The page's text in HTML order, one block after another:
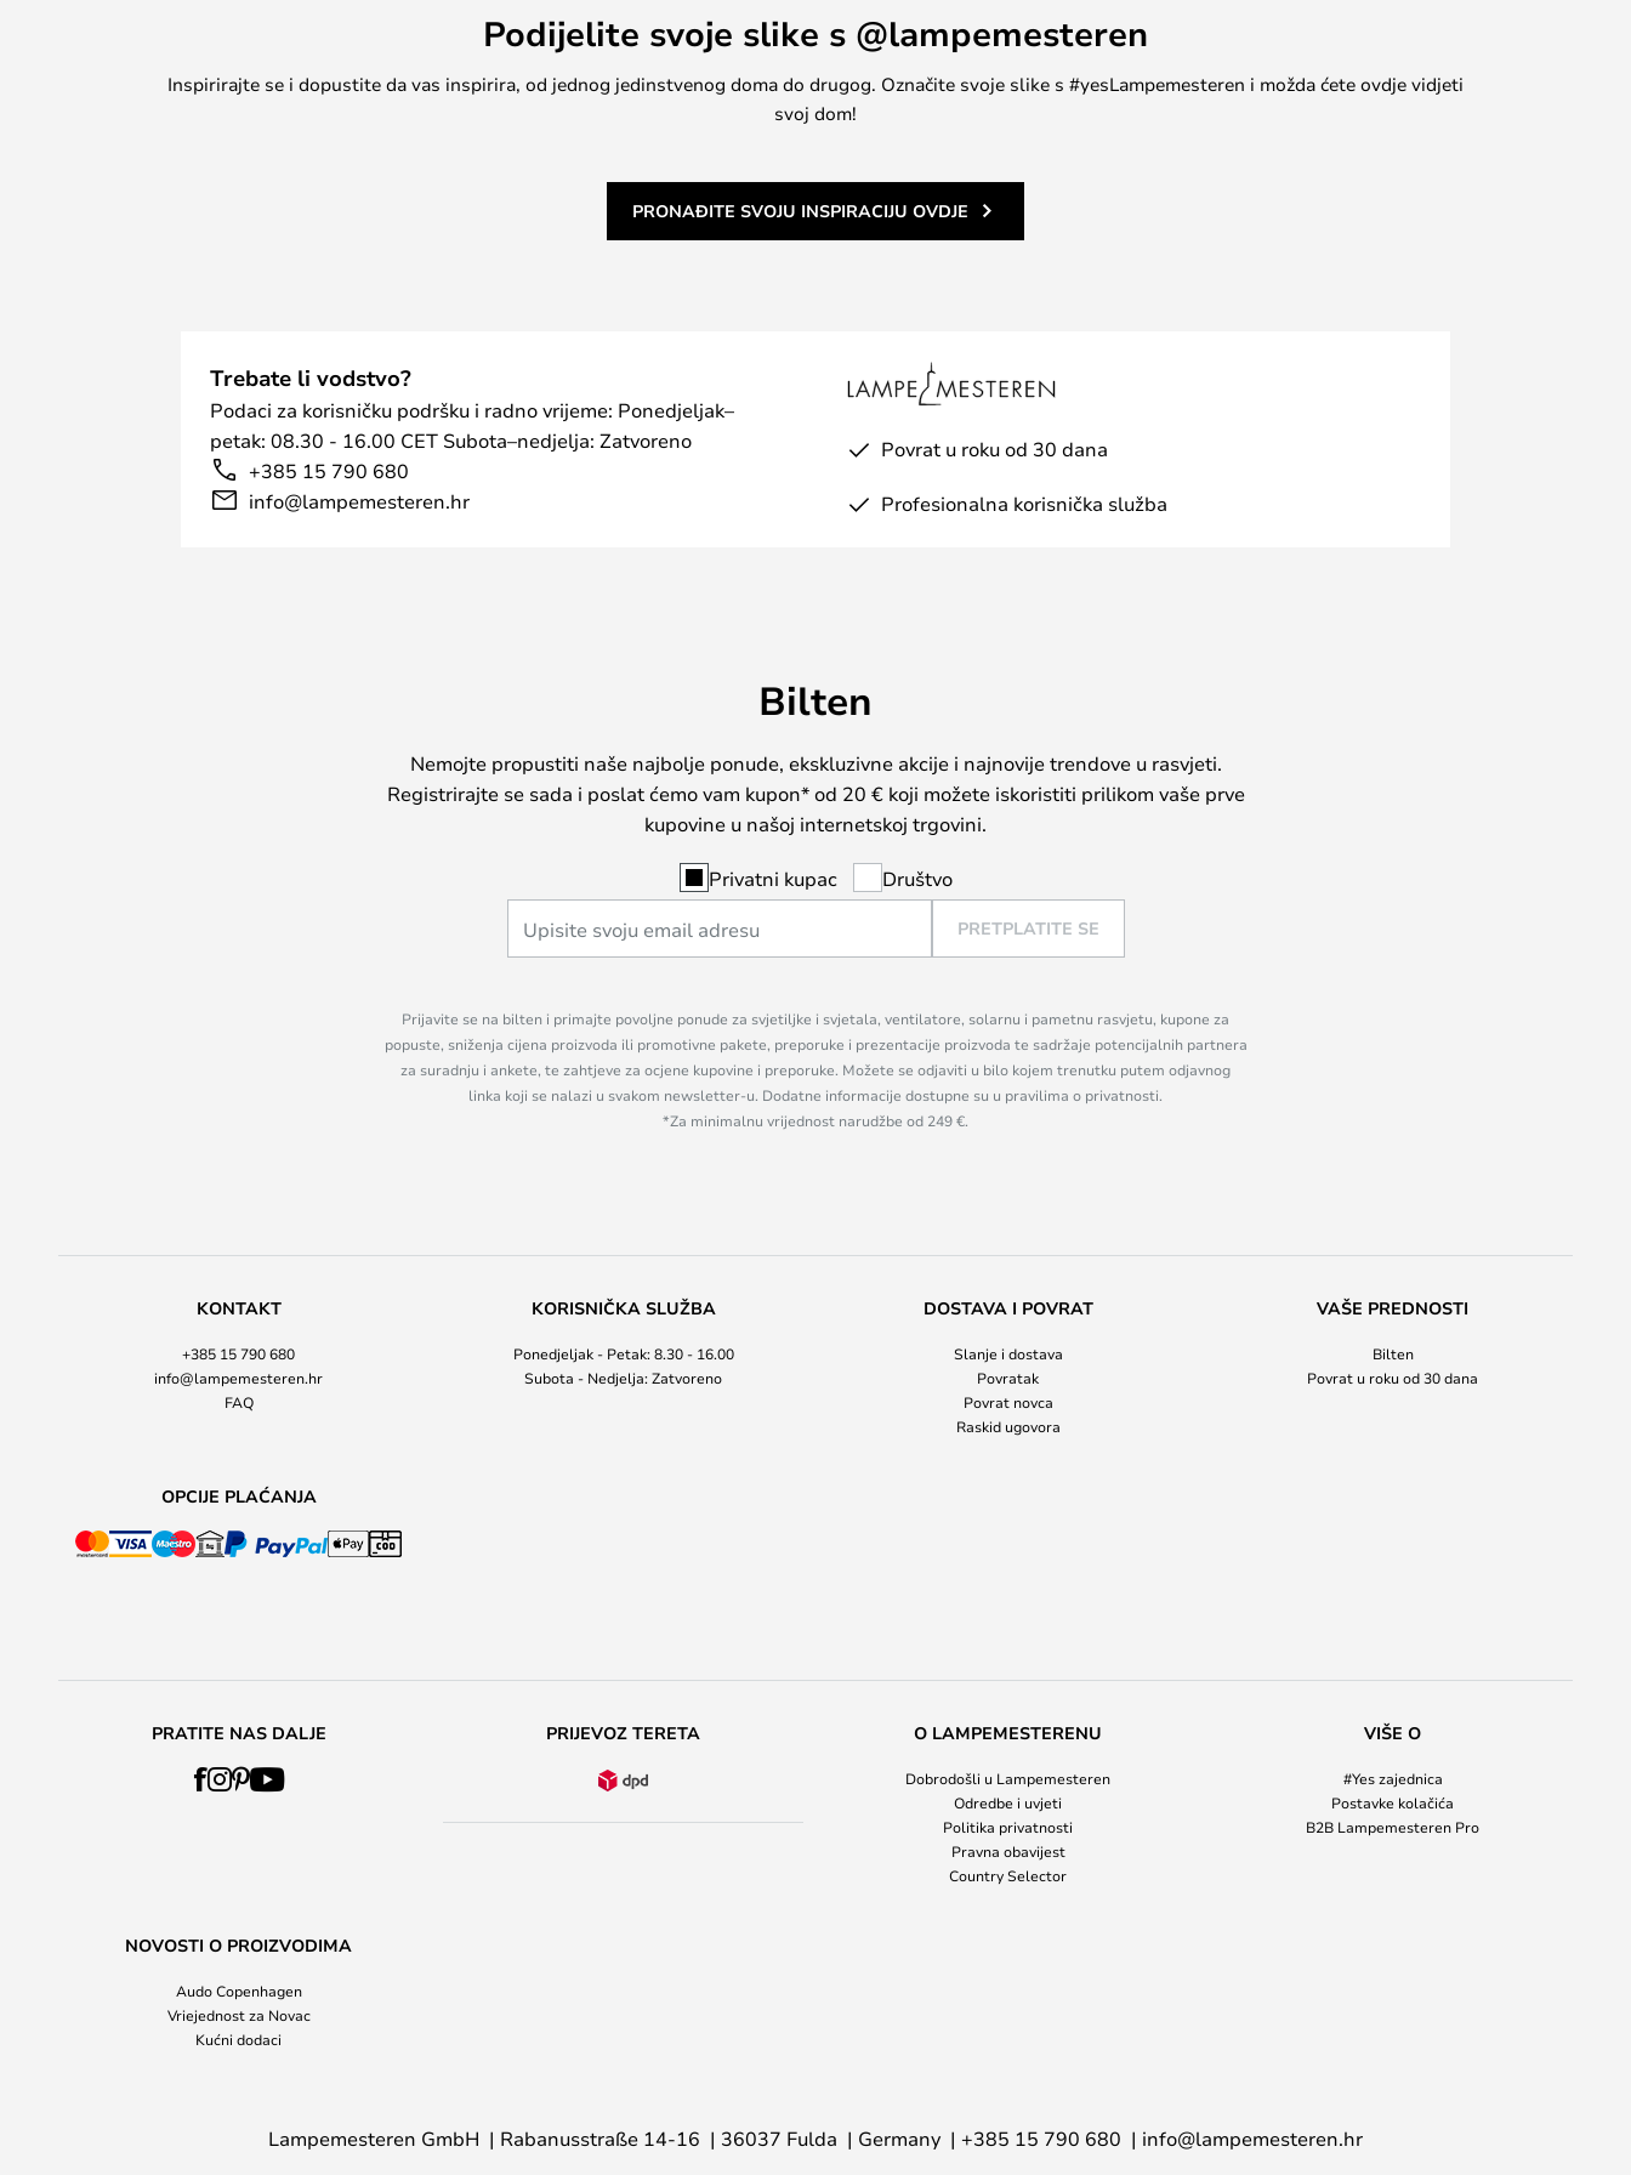
Podijelite svoje slike s @lampemesteren
Inspirirajte se i dopustite da vas inspirira, od jednog jedinstvenog doma do drugog. Označite svoje slike s #yesLampemesteren i možda ćete ovdje vidjeti
svoj dom!
PRONAĐITE SVOJU INSPIRACIJU OVDJE
Trebate li vodstvo?
Podaci za korisničku podršku i radno vrijeme: Ponedjeljak–
petak: 08.30 - 16.00 CET Subota–nedjelja: Zatvoreno
+385 15 790 680
info@lampemesteren.hr
Povrat u roku od 30 dana
Profesionalna korisnička služba
Bilten
Nemojte propustiti naše najbolje ponude, ekskluzivne akcije i najnovije trendove u rasvjeti.
Registrirajte se sada i poslat ćemo vam kupon* od 20 € koji možete iskoristiti prilikom vaše prve
kupovine u našoj internetskoj trgovini.
Privatni kupac Društvo
PRETPLATITE SE
Prijavite se na bilten i primajte povoljne ponude za svjetiljke i svjetala, ventilatore, solarnu i pametnu rasvjetu, kupone za
popuste, sniženja cijena proizvoda ili promotivne pakete, preporuke i prezentacije proizvoda te sadržaje potencijalnih partnera
za suradnju i ankete, te zahtjeve za ocjene kupovine i preporuke. Možete se odjaviti u bilo kojem trenutku putem odjavnog
linka koji se nalazi u svakom newsletter-u. Dodatne informacije dostupne su u pravilima o privatnosti.
*Za minimalnu vrijednost narudžbe od 249 €.
KONTAKT
+385 15 790 680
info@lampemesteren.hr
FAQ
KORISNIČKA SLUŽBA
Ponedjeljak - Petak: 8.30 - 16.00
Subota - Nedjelja: Zatvoreno
DOSTAVA I POVRAT
Slanje i dostava
Povratak
Povrat novca
Raskid ugovora
VAŠE PREDNOSTI
Bilten
Povrat u roku od 30 dana
OPCIJE PLAĆANJA
PRATITE NAS DALJE PRIJEVOZ TERETA O LAMPEMESTERENU
Dobrodošli u Lampemesteren
Odredbe i uvjeti
Politika privatnosti
Pravna obavijest
Country Selector
VIŠE O
#Yes zajednica
Postavke kolačića
B2B Lampemesteren Pro
NOVOSTI O PROIZVODIMA
Audo Copenhagen
Vriejednost za Novac
Kućni dodaci
Lampemesteren GmbH Rabanusstraße 14-16 36037 Fulda Germany +385 15 790 680 info@lampemesteren.hr